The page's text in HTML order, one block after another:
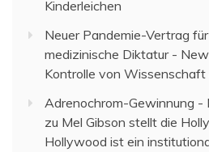
Kinderleichen
Neuer Pandemie-Vertrag
medizinische Diktatur -
Kontrolle von Wissenschaft
Adrenochrom-Gewinnung
zu Mel Gibson stellt die
Hollywood ist ein